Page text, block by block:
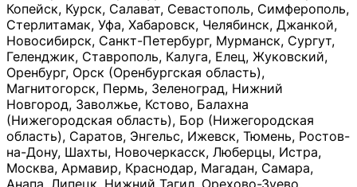
Копейск, Курск, Салават, Севастополь, Симферополь,
Стерлитамак, Уфа, Хабаровск, Челябинск, Джанкой,
Новосибирск, Санкт-Петербург, Мурманск, Сургут,
Геленджик, Ставрополь, Калуга, Елец, Жуковский,
Оренбург, Орск (Оренбургская область),
Магнитогорск, Пермь, Зеленоград, Нижний
Новгород, Заволжье, Кстово, Балахна
(Нижегородская область), Бор (Нижегородская
область), Саратов, Энгельс, Ижевск, Тюмень, Ростов-
на-Дону, Шахты, Новочеркасск, Люберцы, Истра,
Москва, Армавир, Краснодар, Магадан, Самара,
Анапа, Липецк, Нижний Тагил, Орехово-Зуево,